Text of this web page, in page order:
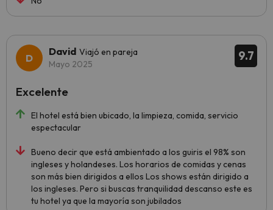
9.7
David Viajó en pareja
Mayo 2025
El hotel está bien ubicado, la limpieza, comida, servicio
espectacular
Bueno decir que está ambientado a los guiris el 98% son
ingleses y holandeses. Los horarios de comidas y cenas
son más bien dirigidos a ellos Los shows están dirigido a
los ingleses. Pero si buscas tranquilidad descanso este es
tu hotel ya que la mayoría son jubilados
Excelente